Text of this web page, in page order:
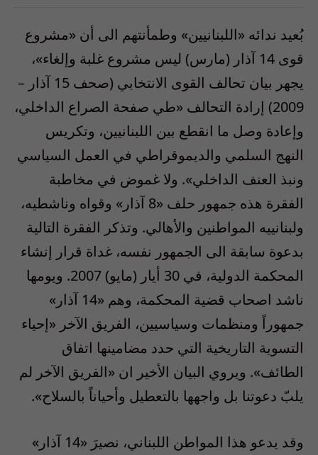
بُعيد ندائه «اللبنانيين» وطمأنتهم الى أن «مشروع
قوى 14 آذار (مارس) ليس مشروع غلبة وإلغاء»،
يجهر بيان تحالف القوى الانتخابي (صحف 15 آذار –
2009) إرادة التحالف «طي صفحة الصراع الداخلي،
وإعادة وصل ما انقطع بين اللبنانيين، وتكريس
النهج السلمي والديموقراطي في العمل السياسي
ونبذ العنف الداخلي». ولا غموض في مخاطبة
الفقرة هذه جمهور حلف «8 آذار» وقواه وناشطيه،
ولبنانييه المواطنين والأهالي. وتذكر الفقرة التالية
بدعوة سابقة الى الجمهور نفسه، غداة قرار إنشاء
المحكمة الدولية، في 30 أيار (مايو) 2007. ويومها
ناشد اصحاب قضية المحكمة، وهم «14 آذار»
جمهوراً ومنظمات وسياسيين، الفريق الآخر «إحياء
التسوية التاريخية التي حدد مضامينها اتفاق
الطائف». ويروي البيان الأخير ان «الفريق الآخر لم
يلبّ دعوتنا بل واجهها بالتعطيل وأحياناً بالسلاح».
وقد يدعو هذا المواطن اللبناني، نصيرَ «14 آذار»